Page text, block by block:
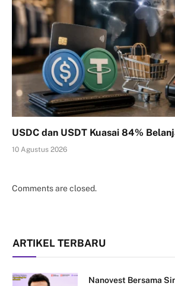
USDC dan USDT Kuasai 84%
10 Agustus 2026
Comments are closed.
ARTIKEL TERBARU
Nanovest Bersama